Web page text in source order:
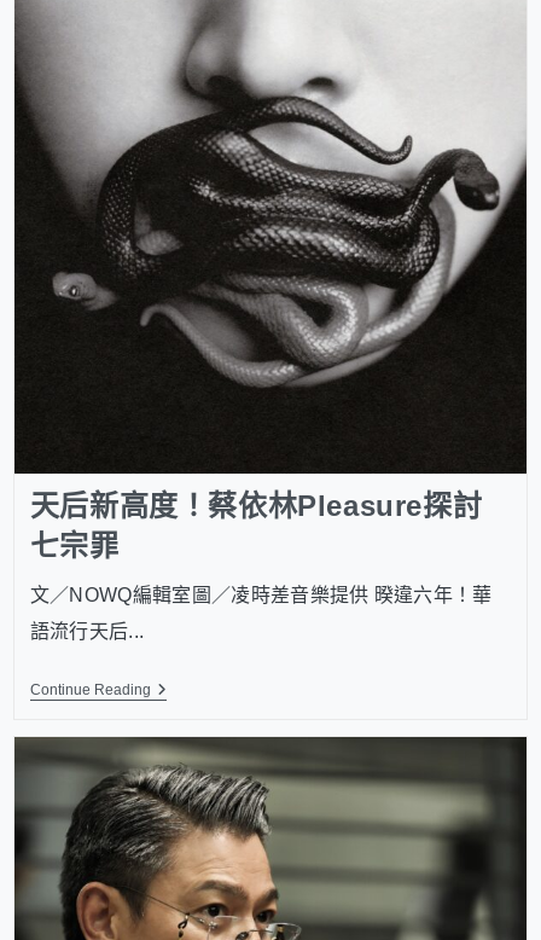
天后新高度！蔡依林Pleasure探討
七宗罪
文／NOWQ編輯室圖／凌時差音樂提供 暌違六年！華
語流行天后...
Continue Reading